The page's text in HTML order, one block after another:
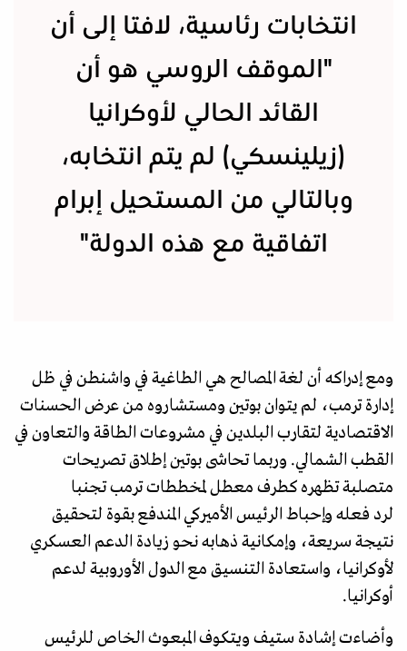
انتخابات رئاسية، لافتا إلى أن
"الموقف الروسي هو أن
القائد الحالي لأوكرانيا
(زيلينسكي) لم يتم انتخابه،
وبالتالي من المستحيل إبرام
اتفاقية مع هذه الدولة"
ومع إدراكه أن لغة المصالح هي الطاغية في واشنطن في ظل
إدارة ترمب، لم يتوان بوتين ومستشاروه من عرض الحسنات
الاقتصادية لتقارب البلدين في مشروعات الطاقة والتعاون في
القطب الشمالي. وربما تحاشى بوتين إطلاق تصريحات
متصلبة تظهره كطرف معطل لمخططات ترمب تجنبا
لرد فعله وإحباط الرئيس الأميركي المندفع بقوة لتحقيق
نتيجة سريعة، وإمكانية ذهابه نحو زيادة الدعم العسكري
لأوكرانيا، واستعادة التنسيق مع الدول الأوروبية لدعم
أوكرانيا.
وأضاءت إشادة ستيف ويتكوف المبعوث الخاص للرئيس